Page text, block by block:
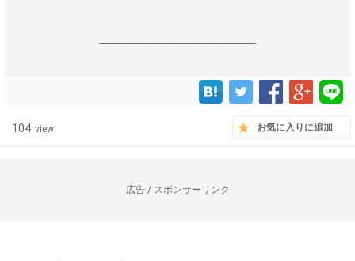
------------------------------------------------------------------
104 view お気に入りに追加
広告 / スポンサーリンク